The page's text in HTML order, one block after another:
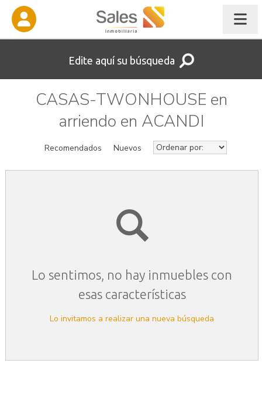
Edite aquí su búsqueda
CASAS-TWONHOUSE en
arriendo en ACANDI
Recomendados Nuevos
Lo sentimos, no hay inmuebles con
esas características
Lo invitamos a realizar una nueva búsqueda